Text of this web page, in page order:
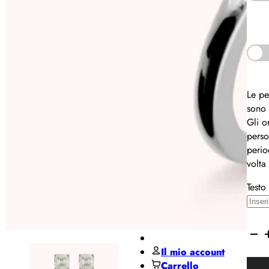
Pesavento
Regali per ...
Regali
Il mio account
Carrello
Le
Gli